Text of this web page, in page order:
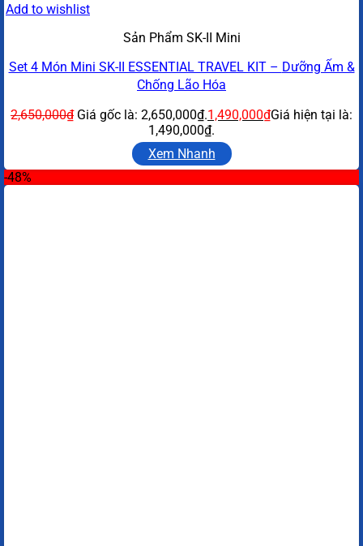
Add to wishlist
Sản Phẩm SK-II Mini
Set 4 Món Mini SK-II ESSENTIAL TRAVEL KIT – Dưỡng Ẩm &
Chống Lão Hóa
2,650,000₫ Giá gốc là: 2,650,000₫.1,490,000₫Giá hiện tại là:
1,490,000₫.
Xem Nhanh
-48%